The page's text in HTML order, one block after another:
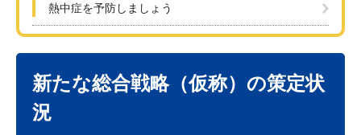
熱中症を予防しましょう
新たな総合戦略（仮称）の策定状
況